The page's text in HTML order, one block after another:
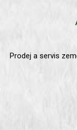
Prodej a servis